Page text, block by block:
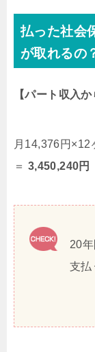
払った社会
が取れるの
【パート収入
月14,376円×12
＝ 3,450,240円
20
支払